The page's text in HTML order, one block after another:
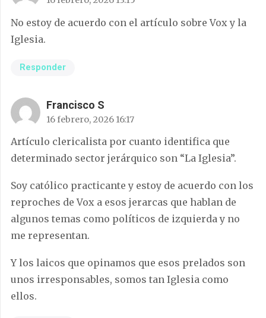
No estoy de acuerdo con el artículo sobre Vox y la
Iglesia.
Responder
Francisco S
16 febrero, 2026 16:17
Artículo clericalista por cuanto identifica que
determinado sector jerárquico son “La Iglesia”.
Soy católico practicante y estoy de acuerdo con los
reproches de Vox a esos jerarcas que hablan de
algunos temas como políticos de izquierda y no
me representan.
Y los laicos que opinamos que esos prelados son
unos irresponsables, somos tan Iglesia como
ellos.